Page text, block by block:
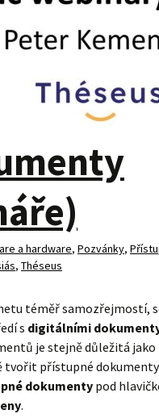
a hardware, Pozvánky,
, Théseus
téměř samozřejmostí,
s digitálními
je stejně důležitá
tvořit přístupné dokumenty
dokumenty pod
.